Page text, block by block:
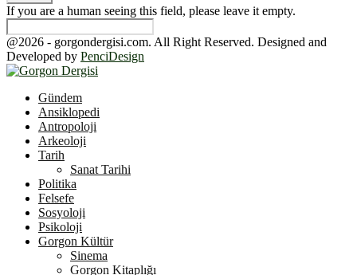
If you are a human seeing this field, please leave it empty.
@2026 - gorgondergisi.com. All Right Reserved. Designed and
Developed by PenciDesign
Gündem
Ansiklopedi
Antropoloji
Arkeoloji
Tarih
Sanat Tarihi
Politika
Felsefe
Sosyoloji
Psikoloji
Gorgon Kültür
Sinema
Gorgon Kitaplığı